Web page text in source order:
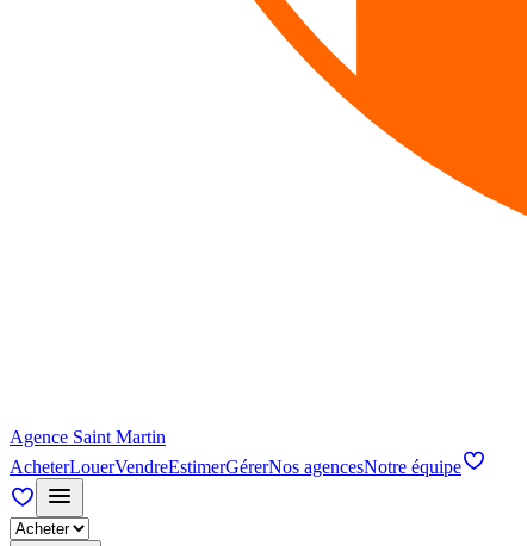
Agence Saint Martin
AcheterLouerVendreEstimerGérerNos agencesNotre équipe